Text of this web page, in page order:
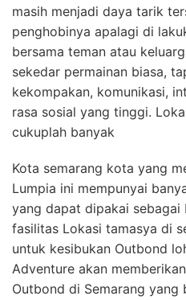
masih menjadi daya tarik
penghobinya apalagi di
bersama teman atau
sekedar permainan biasa,
kekompakan, komunikasi,
rasa sosial yang tinggi.
cukuplah banyak
Kota semarang kota yang
Lumpia ini mempunyai
yang dapat dipakai sebagai
fasilitas Lokasi tamasya di
untuk kesibukan Outbond
Adventure akan
Outbond di Semarang yang